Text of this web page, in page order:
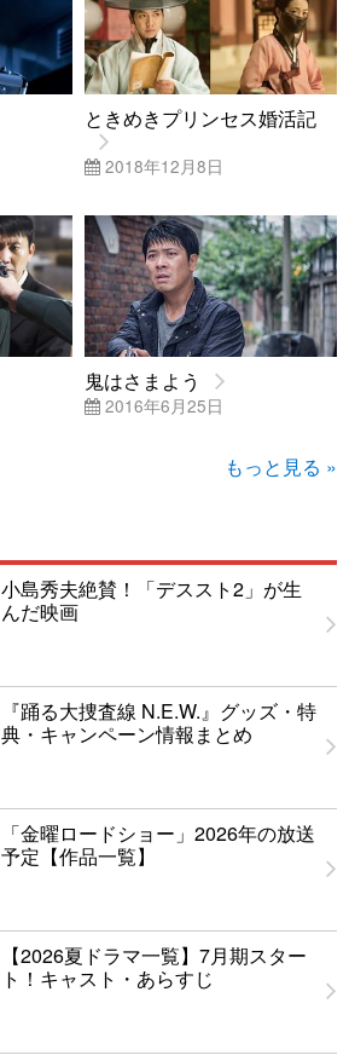
ときめきプリンセス婚活記
2018年12月8日
鬼はさまよう
2016年6月25日
もっと見る »
小島秀夫絶賛！「デススト2」が生
んだ映画
『踊る大捜査線 N.E.W.』グッズ・特
典・キャンペーン情報まとめ
「金曜ロードショー」2026年の放送
予定【作品一覧】
【2026夏ドラマ一覧】7月期スター
ト！キャスト・あらすじ